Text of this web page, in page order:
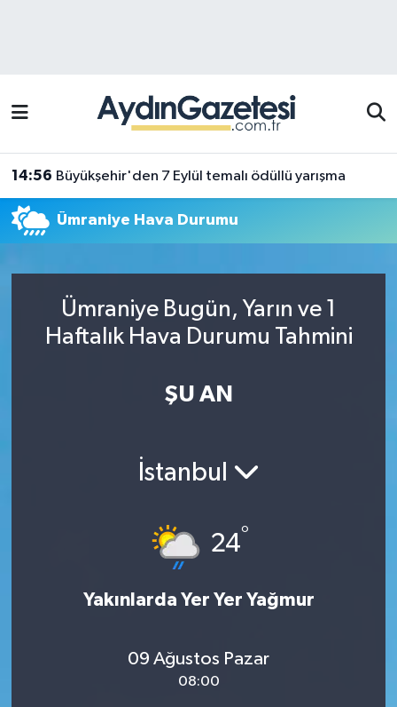
14:56 Büyükşehir'den 7 Eylül temalı ödüllü yarışma
Ümraniye Hava Durumu
Ümraniye Bugün, Yarın ve 1
Haftalık Hava Durumu Tahmini
ŞU AN
İstanbul
24°
Yakınlarda Yer Yer Yağmur
09 Ağustos Pazar
08:00
Efeler Trafik Yoğunluk Haritası
Süper Lig Puan Durumu ve Fikstür
Tüm Manşetler
Son Dakika Haberleri
Haber Arşivi